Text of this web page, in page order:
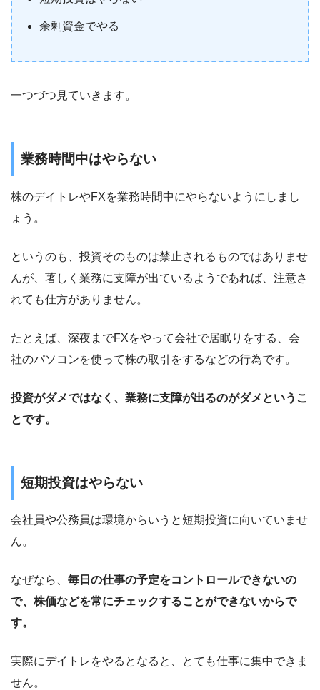
余剰資金でやる
一つづつ見ていきます。
業務時間中はやらない
株のデイトレやFXを業務時間中にやらないようにしまし
ょう。
というのも、投資そのものは禁止されるものではありませ
んが、著しく業務に支障が出ているようであれば、注意さ
れても仕方がありません。
たとえば、深夜までFXをやって会社で居眠りをする、会
社のパソコンを使って株の取引をするなどの行為です。
投資がダメではなく、業務に支障が出るのがダメというこ
とです。
短期投資はやらない
会社員や公務員は環境からいうと短期投資に向いていませ
ん。
なぜなら、 毎日の仕事の予定をコントロールできないの
で、株価などを常にチェックすることができないからで
す。
実際にデイトレをやるとなると、とても仕事に集中できま
せん。